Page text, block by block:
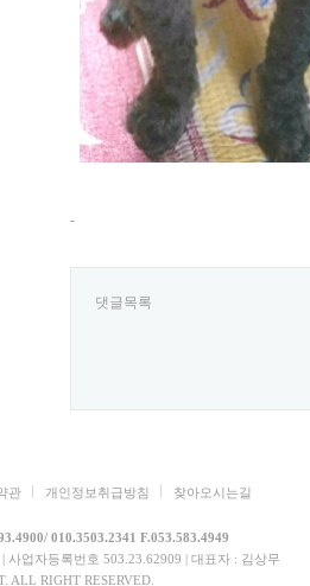
-
댓글목록
관 개인정보취급방침 찾아오시는길
010.3503.2341 F.053.583.4949
사업자등록번호 503.23.62909 | 대표자 : 김상무
ALL RIGHT RESERVED.